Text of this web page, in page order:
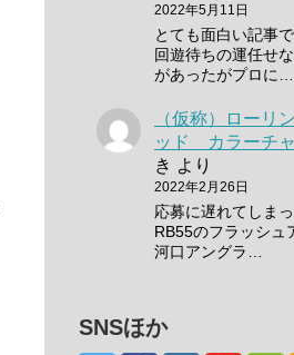
2022年5月11日
とても面白い記事
回遊待ちの運任せ
があったがプロに…
（仮称）ローリ
ッド カラーチ
き より
2022年2月26日
応募に遅れてしま
RB55のフラッシュ
河口アングラ…
SNSほか